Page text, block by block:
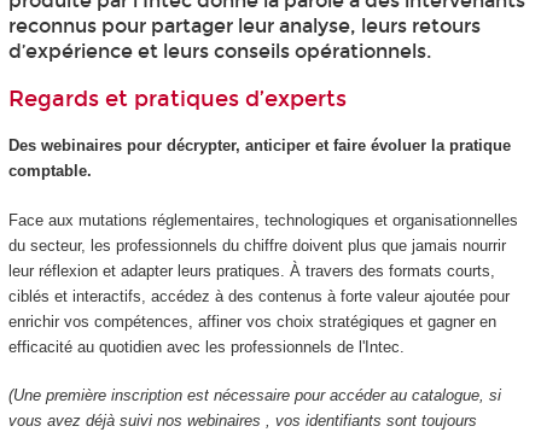
reconnus pour partager leur analyse, leurs retours
d’expérience et leurs conseils opérationnels.
Regards et pratiques d’experts
Des webinaires pour décrypter, anticiper et faire évoluer la pratique
comptable.
Face aux mutations réglementaires, technologiques et organisationnelles
du secteur, les professionnels du chiffre doivent plus que jamais nourrir
leur réflexion et adapter leurs pratiques. À travers des formats courts,
ciblés et interactifs, accédez à des contenus à forte valeur ajoutée pour
enrichir vos compétences, affiner vos choix stratégiques et gagner en
efficacité au quotidien avec les professionnels de l'Intec.
(Une première inscription est nécessaire pour accéder au catalogue, si
vous avez déjà suivi nos webinaires , vos identifiants sont toujours